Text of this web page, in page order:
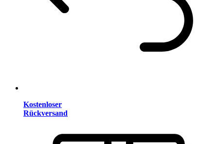
Kostenloser
Rückversand